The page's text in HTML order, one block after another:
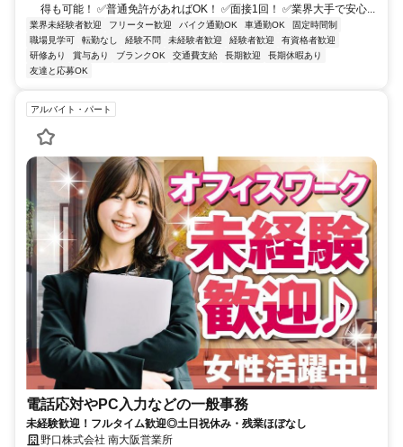
得も可能！ ✅普通免許があればOK！ ✅面接1回！ ✅業界大手で安心...
業界未経験者歓迎 フリーター歓迎 バイク通勤OK 車通勤OK
固定時間制
職場見学可
転勤なし 経験不問 未経験者歓迎 経験者歓迎
有資格者歓迎
研修あり
賞与あり ブランクOK 交通費支給 長期歓迎
長期休暇あり
友達と応募OK
アルバイト・パート
電話応対やPC入力などの一般事務
未経験歓迎！フルタイム歓迎◎土日祝休み・残業ほぼなし
野口株式会社 南大阪営業所